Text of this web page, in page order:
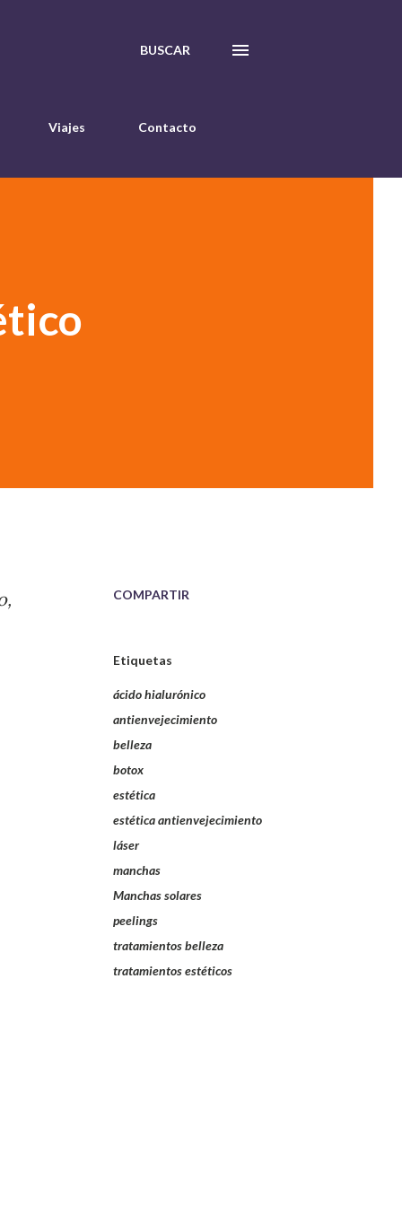
BUSCAR
Viajes Contacto
COMPARTIR
Etiquetas
ácido hialurónico
antienvejecimiento
belleza
botox
estética
estética antienvejecimiento
láser
manchas
Manchas solares
peelings
tratamientos belleza
tratamientos estéticos